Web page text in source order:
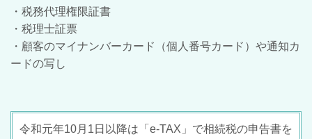
・税務代理権限証書
・税理士証票
・顧客のマイナンバーカード（個人番号カード）や通知カ
ードの写し
令和元年10月1日以降は「e-TAX」で相続税の申告書を